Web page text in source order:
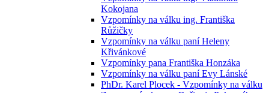
Kokojana
Vzpomínky na válku ing. Františka
Růžičky
Vzpomínky na válku paní Heleny
Křivánkové
Vzpomínky pana Františka Honzáka
Vzpomínky na válku paní Evy Lánské
PhDr. Karel Plocek - Vzpomínky na válku